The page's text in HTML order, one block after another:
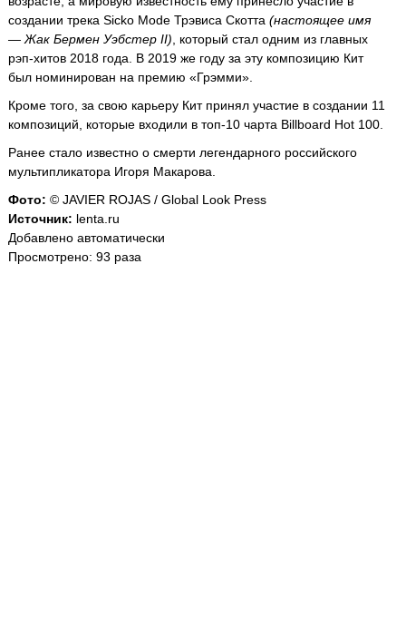
создании трека Sicko Mode Трэвиса Скотта (настоящее имя
— Жак Бермен Уэбстер II) , который стал одним из главных
рэп-хитов 2018 года. В 2019 же году за эту композицию Кит
был номинирован на премию «Грэмми».
Кроме того, за свою карьеру Кит принял участие в создании 11
композиций, которые входили в топ-10 чарта Billboard Hot 100.
Ранее стало известно о смерти легендарного российского
мультипликатора Игоря Макарова.
Фото: © JAVIER ROJAS / Global Look Press
Источник: lenta.ru
Добавлено автоматически
Просмотрено: 93 раза